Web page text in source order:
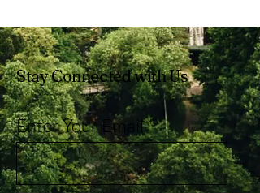
Stay Connected with Us
Enter Your Email